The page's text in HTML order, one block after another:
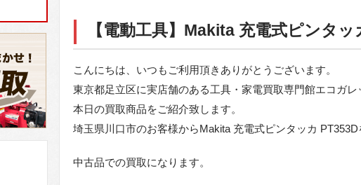
【電動工具】Makita 充電式ピンタッ
こんにちは、いつもご利用頂きありがとうございます。
東京都足立区に実店舗のある工具・家電買取専門館エコガレ
本日の買取商品をご紹介致します。
埼玉県川口市のお客様からMakita 充電式ピンタッカ PT353D
中古品での買取になります。